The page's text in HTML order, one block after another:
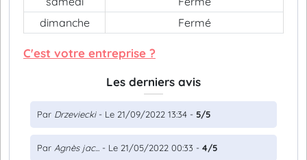
dimanche
Fermé
C'est votre entreprise ?
Les derniers avis
Par Drzeviecki- Le 21/09/2022 13:34 - 5/5
Par Agnès jac... - Le 21/05/2022 00:33 - 4/5